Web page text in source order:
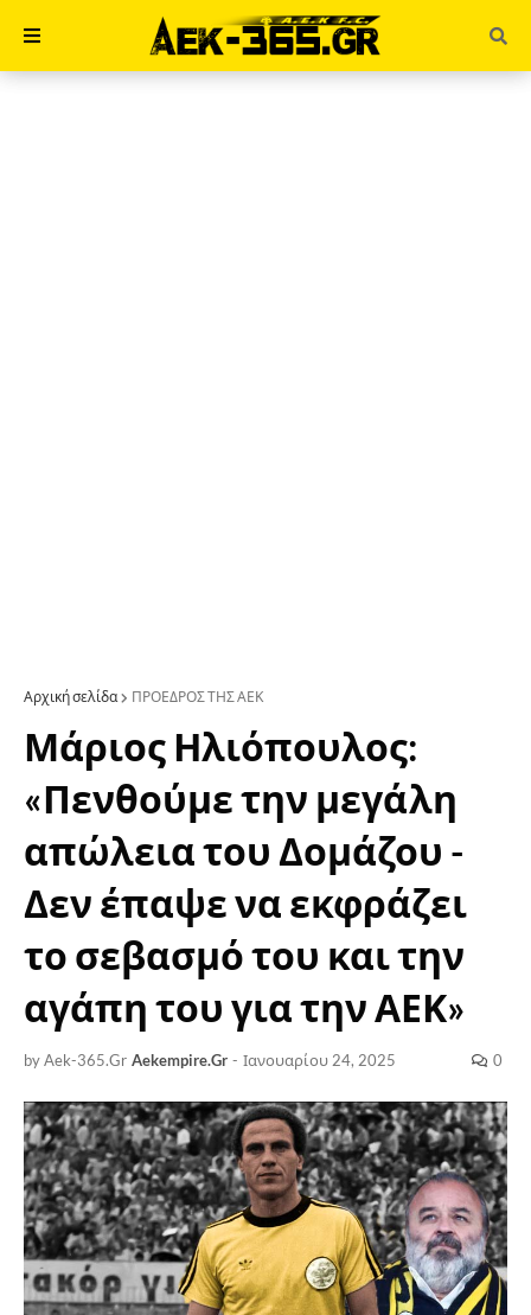
Αρχική σελίδα ΠΡΟΕΔΡΟΣ ΤΗΣ ΑΕΚ
Μάριος Ηλιόπουλος:
«Πενθούμε την μεγάλη
απώλεια του Δομάζου -
Δεν έπαψε να εκφράζει
το σεβασμό του και την
αγάπη του για την ΑΕΚ»
by Aek-365.Gr Aekempire.Gr - Ιανουαρίου 24, 2025 0